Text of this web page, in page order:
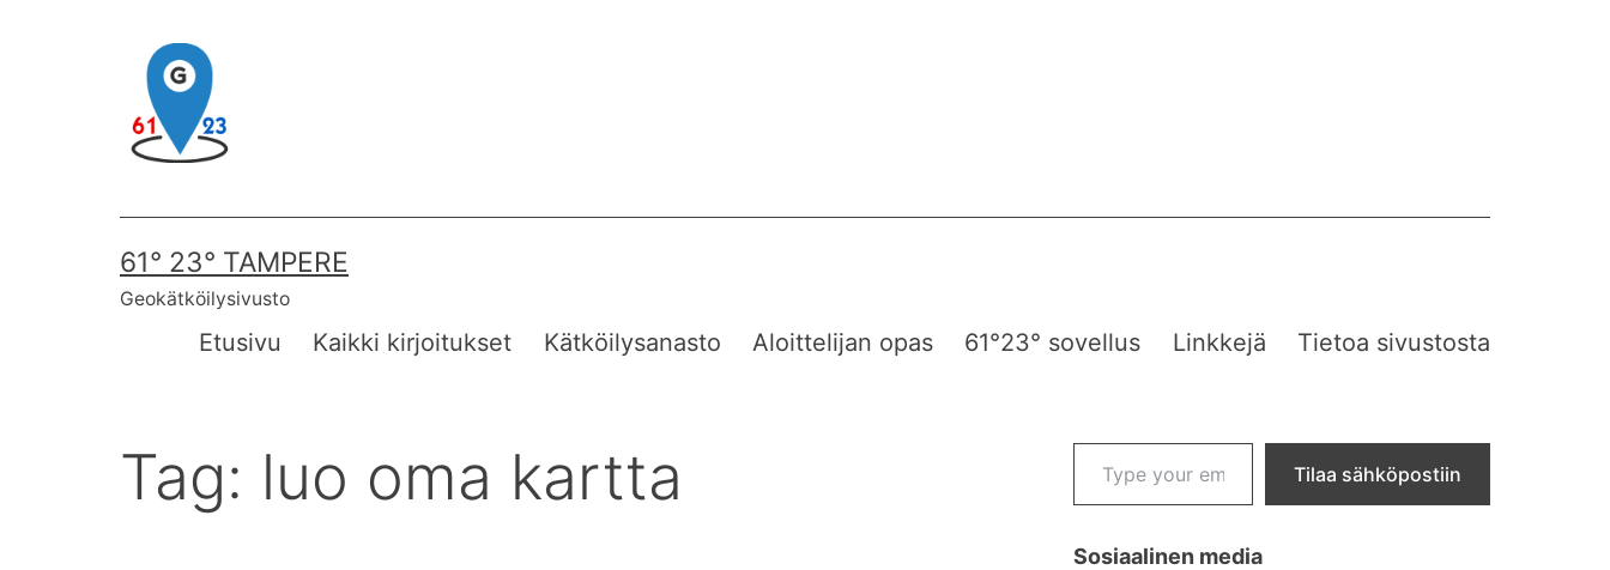
61° 23° TAMPERE
Geokätköilysivusto
Etusivu Kaikki kirjoitukset Kätköilysanasto Aloittelijan opas 61°23° sovellus Linkkejä Tietoa sivustosta
Tag: luo oma kartta Type your email…
Tilaa sähköpostiin
Sosiaalinen media